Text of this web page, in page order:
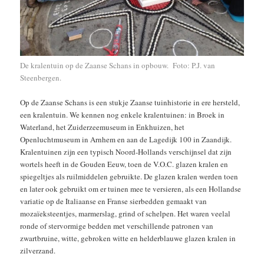
De kralentuin op de Zaanse Schans in opbouw. Foto: P.J. van
Steenbergen.
Op de Zaanse Schans is een stukje Zaanse tuinhistorie in ere hersteld,
een kralentuin. We kennen nog enkele kralentuinen: in Broek in
Waterland, het Zuiderzeemuseum in Enkhuizen, het
Openluchtmuseum in Arnhem en aan de Lagedijk 100 in Zaandijk.
Kralentuinen zijn een typisch Noord-Hollands verschijnsel dat zijn
wortels heeft in de Gouden Eeuw, toen de V.O.C. glazen kralen en
spiegeltjes als ruilmiddelen gebruikte. De glazen kralen werden toen
en later ook gebruikt om er tuinen mee te versieren, als een Hollandse
variatie op de Italiaanse en Franse sierbedden gemaakt van
mozaïeksteentjes, marmerslag, grind of schelpen. Het waren veelal
ronde of stervormige bedden met verschillende patronen van
zwartbruine, witte, gebroken witte en helderblauwe glazen kralen in
zilverzand.